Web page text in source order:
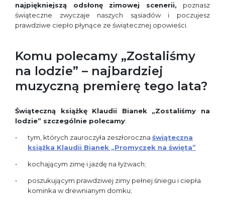
najpiękniejszą odsłonę zimowej scenerii, poznasz
świąteczne zwyczaje naszych sąsiadów i poczujesz
prawdziwe ciepło płynące ze świątecznej opowieści.
Komu polecamy „Zostaliśmy
na lodzie” – najbardziej
muzyczną premierę tego lata?
Świąteczną książkę Klaudii Bianek „Zostaliśmy na
lodzie” szczególnie polecamy:
tym, których zauroczyła zeszłoroczna świąteczna
książka Klaudii Bianek „Promyczek na święta”
kochającym zimę i jazdę na łyżwach;
poszukującym prawdziwej zimy pełnej śniegu i ciepła
kominka w drewnianym domku;